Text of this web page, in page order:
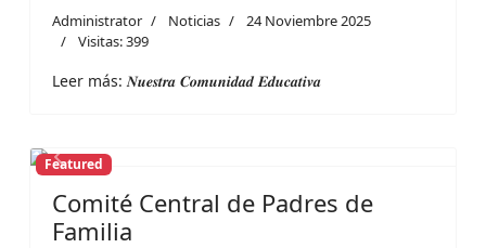
Administrator Noticias
24 Noviembre 2025
Visitas: 399
Leer más: 𝑵𝒖𝒆𝒔𝒕𝒓𝒂 𝑪𝒐𝒎𝒖𝒏𝒊𝒅𝒂𝒅 𝑬𝒅𝒖𝒄𝒂𝒕𝒊𝒗𝒂
Previous
Featured
Comité Central de Padres de
Familia